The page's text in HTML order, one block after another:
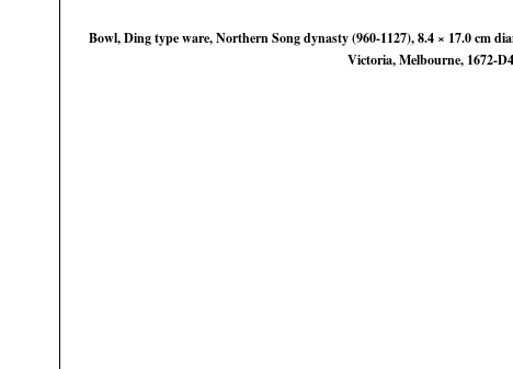
Bowl, Ding type ware, Northern Song dynasty (960-1127), 8.4 × 17.0 cm
Victoria, Melbourne, 1672-